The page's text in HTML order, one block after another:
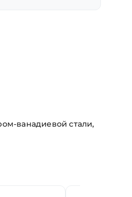
ванадиевой стали,